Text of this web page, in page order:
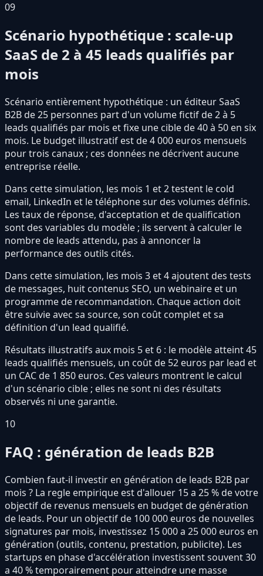
09
Scénario hypothétique : scale-up
SaaS de 2 à 45 leads qualifiés par
mois
Scénario entièrement hypothétique : un éditeur SaaS
B2B de 25 personnes part d'un volume fictif de 2 à 5
leads qualifiés par mois et fixe une cible de 40 à 50 en six
mois. Le budget illustratif est de 4 000 euros mensuels
pour trois canaux ; ces données ne décrivent aucune
entreprise réelle.
Dans cette simulation, les mois 1 et 2 testent le cold
email, LinkedIn et le téléphone sur des volumes définis.
Les taux de réponse, d'acceptation et de qualification
sont des variables du modèle ; ils servent à calculer le
nombre de leads attendu, pas à annoncer la
performance des outils cités.
Dans cette simulation, les mois 3 et 4 ajoutent des tests
de messages, huit contenus SEO, un webinaire et un
programme de recommandation. Chaque action doit
être suivie avec sa source, son coût complet et sa
définition d'un lead qualifié.
Résultats illustratifs aux mois 5 et 6 : le modèle atteint 45
leads qualifiés mensuels, un coût de 52 euros par lead et
un CAC de 1 850 euros. Ces valeurs montrent le calcul
d'un scénario cible ; elles ne sont ni des résultats
observés ni une garantie.
10
FAQ : génération de leads B2B
Combien faut-il investir en génération de leads B2B par
mois ? La regle empirique est d'allouer 15 a 25 % de votre
objectif de revenus mensuels en budget de génération
de leads. Pour un objectif de 100 000 euros de nouvelles
signatures par mois, investissez 15 000 a 25 000 euros en
génération (outils, contenu, prestation, publicite). Les
startups en phase d'accélération investissent souvent 30
a 40 % temporairement pour atteindre une masse